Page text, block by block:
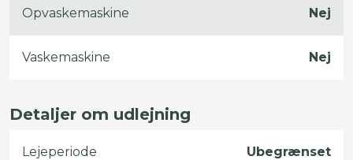
Opvaskemaskine Nej
Vaskemaskine Nej
Detaljer om udlejning
Lejeperiode Ubegrænset